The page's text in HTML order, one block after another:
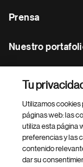
Prensa
Nuestro
Footer Site Search
Tu
Utilizamos cookies
páginas web: las
utiliza esta página
preferencias y las
contenido
dar su